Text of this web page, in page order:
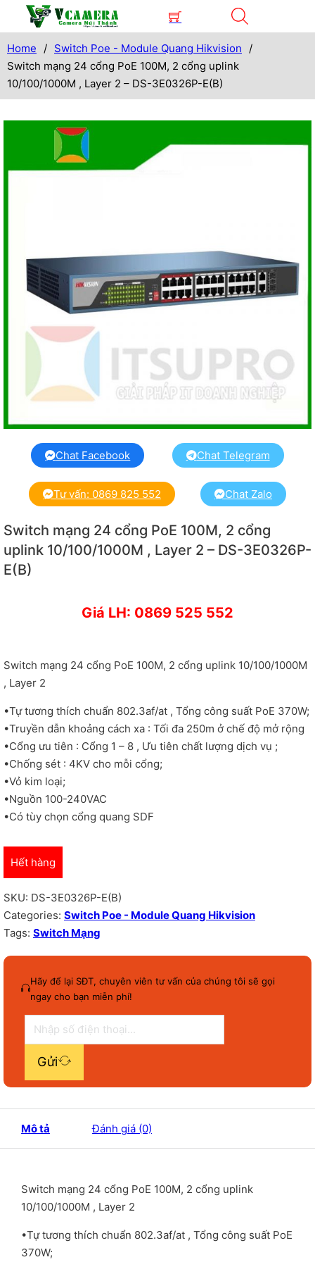
Home / Switch Poe - Module Quang Hikvision
/
Switch mạng 24 cổng PoE 100M, 2 cổng uplink
10/100/1000M , Layer 2 – DS-3E0326P-E(B)
Chat Facebook Chat Telegram
Tư vấn: 0869 825 552 Chat Zalo
Switch mạng 24 cổng PoE 100M, 2 cổng
uplink 10/100/1000M , Layer 2 – DS-3E0326P-
E(B)
Giá LH: 0869 525 552
Switch mạng 24 cổng PoE 100M, 2 cổng uplink 10/100/1000M
, Layer 2
•Tự tương thích chuẩn 802.3af/at , Tổng công suất PoE 370W;
•Truyền dẫn khoảng cách xa : Tối đa 250m ở chế độ mở rộng
•Cổng ưu tiên : Cổng 1 – 8 , Ưu tiên chất lượng dịch vụ ;
•Chống sét : 4KV cho mỗi cổng;
•Vỏ kim loại;
•Nguồn 100-240VAC
•Có tùy chọn cổng quang SDF
Hết hàng
SKU: DS-3E0326P-E(B)
Categories: Switch Poe - Module Quang Hikvision
Tags: Switch Mạng
Hãy để lại SĐT, chuyên viên tư vấn của chúng tôi sẽ gọi
ngay cho bạn miễn phí!
Gửi
Mô tả Đánh giá (0)
Switch mạng 24 cổng PoE 100M, 2 cổng uplink
10/100/1000M , Layer 2
•Tự tương thích chuẩn 802.3af/at , Tổng công suất PoE
370W;